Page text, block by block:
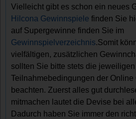
Vielleicht gibt es schon ein neues
Hilcona Gewinnspiele finden Sie
auf Supergewinne finden Sie im
Gewinnspielverzeichnis.Somit
vielfältigen, zusätzlichen
sollten Sie bitte stets die jeweiligen
Teilnahmebedingungen der
beachten. Zuerst alles gut
mitmachen lautet die Devise bei
Dadurch haben Sie immer den